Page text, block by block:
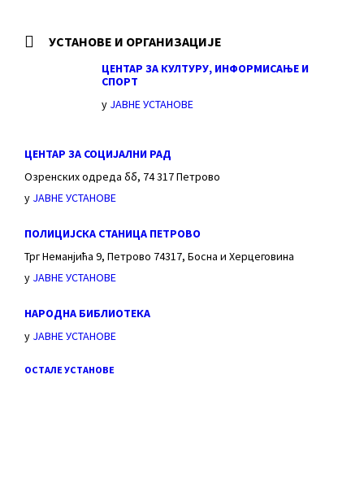
УСТАНОВЕ И ОРГАНИЗАЦИЈЕ
ЦЕНТАР ЗА КУЛТУРУ, ИНФОРМИСАЊЕ И
СПОРТ
у ЈАВНЕ УСТАНОВЕ
ЦЕНТАР ЗА СОЦИЈАЛНИ РАД
Озренских одреда бб, 74 317 Петрово
у ЈАВНЕ УСТАНОВЕ
ПОЛИЦИЈСКА СТАНИЦА ПЕТРОВО
Трг Неманјића 9, Петрово 74317, Босна и Херцеговина
у ЈАВНЕ УСТАНОВЕ
НАРОДНА БИБЛИОТЕКА
у ЈАВНЕ УСТАНОВЕ
ОСТАЛЕ УСТАНОВЕ